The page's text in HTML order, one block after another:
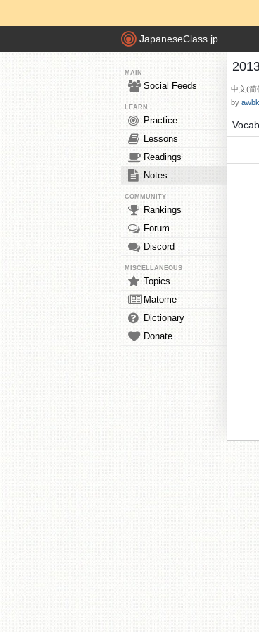
JapaneseClass.jp
MAIN
Social Feeds
LEARN
Practice
Lessons
Readings
Notes
COMMUNITY
Rankings
Forum
Discord
MISCELLANEOUS
Topics
Matome
Dictionary
Donate
中文(简
by